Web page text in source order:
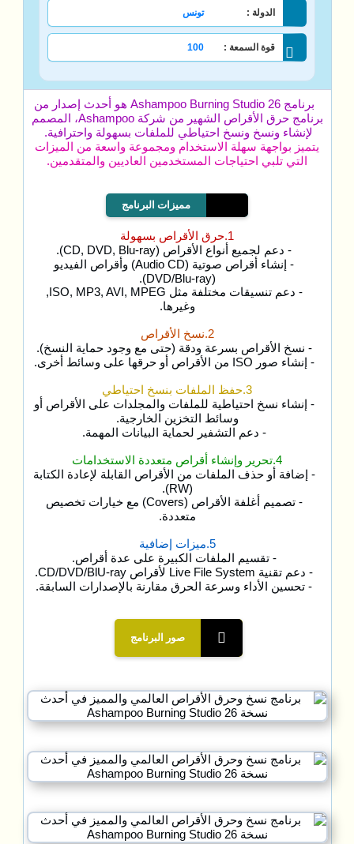
الدولة : تونس
قوة السمعة : 100
برنامج Ashampoo Burning Studio 26 هو أحدث إصدار من
برنامج حرق الأقراص الشهير من شركة Ashampoo، المصمم
لإنشاء ونسخ ونسخ احتياطي للملفات بسهولة واحترافية.
يتميز بواجهة سهلة الاستخدام ومجموعة واسعة من الميزات
التي تلبي احتياجات المستخدمين العاديين والمتقدمين.
مميزات البرنامج
1.حرق الأقراص بسهولة
- دعم لجميع أنواع الأقراص (CD, DVD, Blu-ray).
- إنشاء أقراص صوتية (Audio CD) وأقراص الفيديو
(DVD/Blu-ray).
- دعم تنسيقات مختلفة مثل ISO, MP3, AVI, MPEG,
وغيرها.
2.نسخ الأقراص
- نسخ الأقراص بسرعة ودقة (حتى مع وجود حماية النسخ).
- إنشاء صور ISO من الأقراص أو حرقها على وسائط أخرى.
3.حفظ الملفات بنسخ احتياطي
- إنشاء نسخ احتياطية للملفات والمجلدات على الأقراص أو
وسائط التخزين الخارجية.
- دعم التشفير لحماية البيانات المهمة.
4.تحرير وإنشاء أقراص متعددة الاستخدامات
- إضافة أو حذف الملفات من الأقراص القابلة لإعادة الكتابة
(RW).
- تصميم أغلفة الأقراص (Covers) مع خيارات تخصيص
متعددة.
5.ميزات إضافية
- تقسيم الملفات الكبيرة على عدة أقراص.
- دعم تقنية Live File System لأقراص CD/DVD/BlU-ray.
- تحسين الأداء وسرعة الحرق مقارنة بالإصدارات السابقة.
صور البرنامج